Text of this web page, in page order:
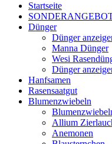
Startseite
Dünger
Dünger
Manna Dünger
Wesi
Dünger
Hanfsamen
Rasensaatgut
Blumenzwiebeln
Allium
Anemonen